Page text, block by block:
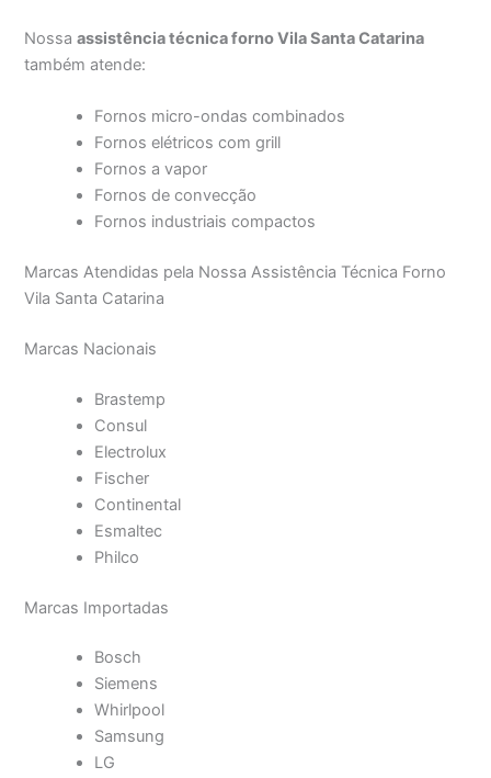
Nossaassistência técnica forno Vila Santa Catarina
também atende:
Fornos micro-ondas combinados
Fornos elétricos com grill
Fornos a vapor
Fornos de convecção
Fornos industriais compactos
Marcas Atendidas pela Nossa Assistência Técnica Forno
Vila Santa Catarina
Marcas Nacionais
Brastemp
Consul
Electrolux
Fischer
Continental
Esmaltec
Philco
Marcas Importadas
Bosch
Siemens
Whirlpool
Samsung
LG